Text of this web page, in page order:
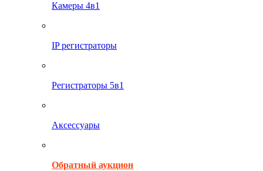
Камеры 4в1
IP регистраторы
Регистраторы 5в1
Аксессуары
Обратный аукцион